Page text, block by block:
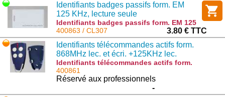
Identifiants badges passifs form. EM
125 KHz, lecture seule
Identifiants badges passifs form. EM 125
KHz, lecture seule : CL307
400863 / CL307
3.80 € TTC
Identifiants télécommandes actifs form.
868MHz lec. et écri. +125KHz lec.
Identifiants télécommandes actifs form.
868MHz lec. et écri. +125KHz lec. : T868-
EM
400861
Réservé aux professionnels
-